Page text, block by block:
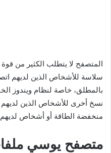
المتصفح لا يتطلب الكثير من قوة
سلاسة للأشخاص الذين لديهم
بالمطلق، خاصة لنظام ويندوز
نسخ أخرى للأشخاص الذين
منخفضة الطاقة أو أشخاص لديهم
متصفح يوسي